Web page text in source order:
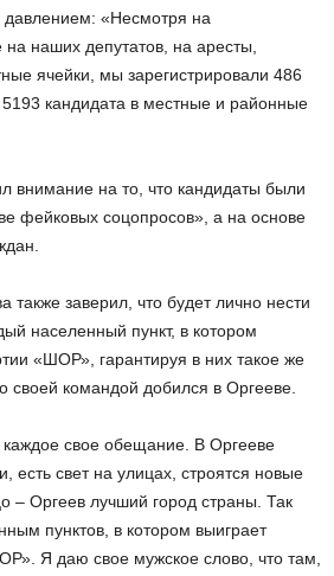
«Несмотря на
наших депутатов, на аресты,
ячейки, мы зарегистрировали 486
кандидата в местные и районные
внимание на то, что кандидаты были
фейковых соцопросов», а на основе
заверил, что будет лично нести
населенный пункт, в котором
«ШОР», гарантируя в них такое же
своей командой добился в Оргееве.
свое обещание. В Оргееве
есть свет на улицах, строятся новые
– Оргеев лучший город страны. Так
пунктов, в котором выиграет
Я даю свое мужское слово, что там,